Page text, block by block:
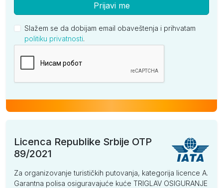
Prijavi me
Slažem se da dobijam email obaveštenja i prihvatam
politiku privatnosti.
Licenca Republike Srbije OTP
89/2021
Za organizovanje turističkih putovanja, kategorija licence A.
Garantna polisa osiguravajuće kuće TRIGLAV OSIGURANJE